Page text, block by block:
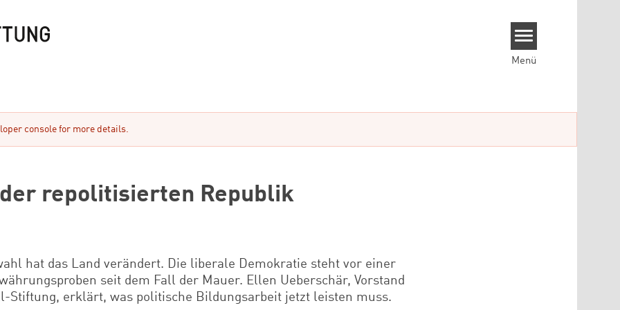
Menü
console for more details.
repolitisierten Republik
hat das Land verändert. Die liberale Demokratie steht vor einer
seit dem Fall der Mauer. Ellen Ueberschär, Vorstand
Stiftung, erklärt, was politische Bildungsarbeit jetzt leisten muss.